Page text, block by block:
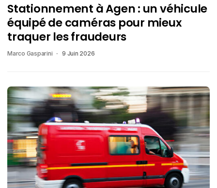
Stationnement à Agen : un véhicule
équipé de caméras pour mieux
traquer les fraudeurs
Marco Gasparini 9 Juin 2026